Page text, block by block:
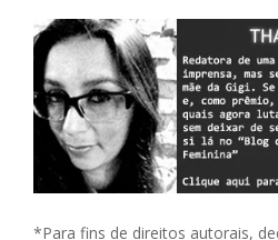
*Para fins de direitos autorais,